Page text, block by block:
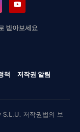
받아보세요
책
저작권 알림
저작권법의 보